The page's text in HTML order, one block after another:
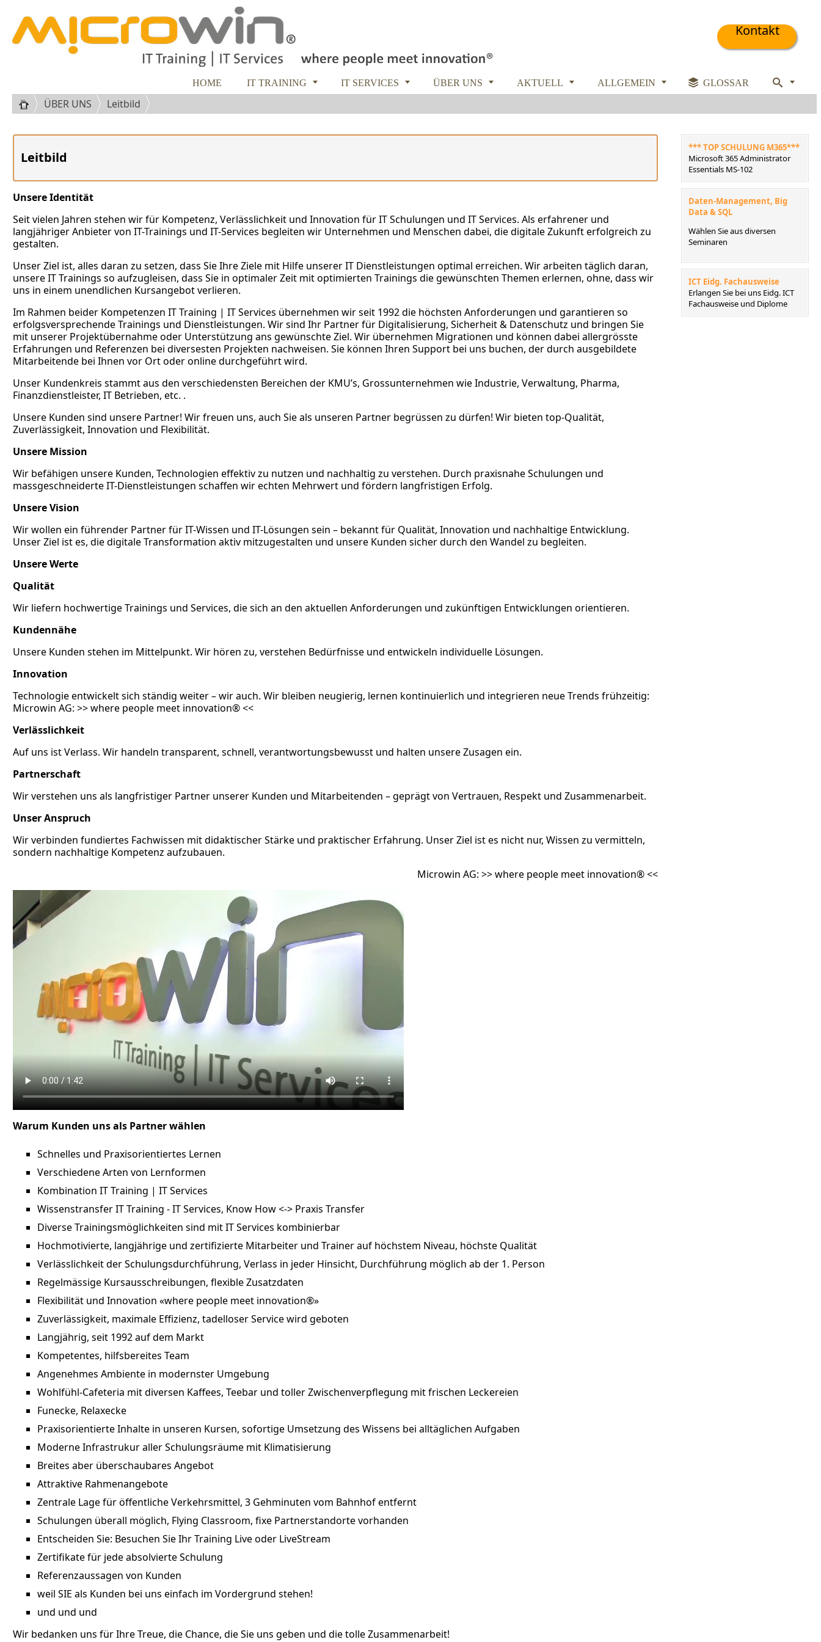
Kontakt
HOME IT TRAINING  IT SERVICES  ÜBER UNS  AKTUELL  ALLGEMEIN   GLOSSAR  
ÜBER UNS Leitbild
Leitbild
Unsere Identität
Seit vielen Jahren stehen wir für Kompetenz, Verlässlichkeit und Innovation für IT Schulungen und IT Services. Als erfahrener und
langjähriger Anbieter von IT-Trainings und IT-Services begleiten wir Unternehmen und Menschen dabei, die digitale Zukunft erfolgreich zu
gestalten.
Unser Ziel ist, alles daran zu setzen, dass Sie Ihre Ziele mit Hilfe unserer IT Dienstleistungen optimal erreichen. Wir arbeiten täglich daran,
unsereIT Trainings so aufzugleisen, dass Sie in optimaler Zeit mit optimierten Trainings die gewünschten Themen erlernen, ohne, dass wir
uns in einem unendlichen Kursangebot verlieren.
Im Rahmen beider Kompetenzen IT Training | IT Services übernehmen wir seit 1992 die höchsten Anforderungen und garantieren so
erfolgsversprechende Trainings und Dienstleistungen. Wir sind Ihr Partner für Digitalisierung, Sicherheit & Datenschutz und bringen Sie
mit unserer Projektübernahme oder Unterstützung ans gewünschte Ziel. Wir übernehmen Migrationen und können dabei allergrösste
Erfahrungen und Referenzen bei diversesten Projekten nachweisen. Sie können Ihren Support bei uns buchen, der durch ausgebildete
Mitarbeitende bei Ihnen vor Ort oder online durchgeführt wird.
Unser Kundenkreis stammt aus den verschiedensten Bereichen der KMU’s, Grossunternehmen wie Industrie, Verwaltung, Pharma,
Finanzdienstleister, IT Betrieben, etc. .
Unsere Kunden sind unsere Partner! Wir freuen uns, auch Sie als unseren Partner begrüssen zu dürfen! Wir bieten top-Qualität,
Zuverlässigkeit, Innovation und Flexibilität.
Unsere Mission
Wir befähigen unsere Kunden, Technologien effektiv zu nutzen und nachhaltig zu verstehen. Durch praxisnahe Schulungen und
massgeschneiderte IT-Dienstleistungen schaffen wir echten Mehrwert und fördern langfristigen Erfolg.
Unsere Vision
Wir wollen ein führender Partner für IT-Wissen und IT-Lösungen sein – bekannt für Qualität, Innovation und nachhaltige Entwicklung.
Unser Ziel ist es, die digitale Transformation aktiv mitzugestalten und unsere Kunden sicher durch den Wandel zu begleiten.
Unsere Werte
Qualität
Wir liefern hochwertige Trainings und Services, die sich an den aktuellen Anforderungen und zukünftigen Entwicklungen orientieren.
Kundennähe
Unsere Kunden stehen im Mittelpunkt. Wir hören zu, verstehen Bedürfnisse und entwickeln individuelle Lösungen.
Innovation
Technologie entwickelt sich ständig weiter – wir auch. Wir bleiben neugierig, lernen kontinuierlich und integrieren neue Trends frühzeitig:
Microwin AG: >> where people meet innovation® <<
Verlässlichkeit
Auf uns ist Verlass. Wir handeln transparent, schnell, verantwortungsbewusst und halten unsere Zusagen ein.
Partnerschaft
Wir verstehen uns als langfristiger Partner unserer Kunden und Mitarbeitenden – geprägt von Vertrauen, Respekt und Zusammenarbeit.
Unser Anspruch
Wir verbinden fundiertes Fachwissen mit didaktischer Stärke und praktischer Erfahrung. Unser Ziel ist es nicht nur, Wissen zu vermitteln,
sondern nachhaltige Kompetenz aufzubauen.
Microwin AG: >> where people meet innovation® <<
Warum Kunden uns als Partner wählen
Schnelles und Praxisorientiertes Lernen
Verschiedene Arten von Lernformen
Kombination IT Training | IT Services
Wissenstransfer IT Training - IT Services, Know How <-> Praxis Transfer
Diverse Trainingsmöglichkeiten sind mit IT Services kombinierbar
Hochmotivierte, langjährige und zertifizierte Mitarbeiter und Trainer auf höchstem Niveau, höchste Qualität
Verlässlichkeit der Schulungsdurchführung, Verlass in jeder Hinsicht, Durchführung möglich ab der 1. Person
Regelmässige Kursausschreibungen, flexible Zusatzdaten
Flexibilität und Innovation «where people meet innovation®»
Zuverlässigkeit, maximale Effizienz, tadelloser Service wird geboten
Langjährig, seit 1992 auf dem Markt
Kompetentes, hilfsbereites Team
Angenehmes Ambiente in modernster Umgebung
Wohlfühl-Cafeteria mit diversen Kaffees, Teebar und toller Zwischenverpflegung mit frischen Leckereien
Funecke, Relaxecke
Praxisorientierte Inhalte in unseren Kursen, sofortige Umsetzung des Wissens bei alltäglichen Aufgaben
Moderne Infrastrukur aller Schulungsräume mit Klimatisierung
Breites aber überschaubares Angebot
Attraktive Rahmenangebote
Zentrale Lage für öffentliche Verkehrsmittel, 3 Gehminuten vom Bahnhof entfernt
Schulungen überall möglich, Flying Classroom, fixe Partnerstandorte vorhanden
Entscheiden Sie: Besuchen Sie Ihr Training Live oder LiveStream
Zertifikate für jede absolvierte Schulung
Referenzaussagen von Kunden
weil SIE als Kunden bei uns einfach im Vordergrund stehen!
und und und
Wir bedanken uns für Ihre Treue, die Chance, die Sie uns geben und die tolle Zusammenarbeit!
*** TOP SCHULUNG M365***
Microsoft 365 Administrator
Essentials MS-102
Daten-Management, Big
Data & SQL
Wählen Sie aus diversen
Seminaren
ICT Eidg. Fachausweise
Erlangen Sie bei uns Eidg. ICT
Fachausweise und Diplome